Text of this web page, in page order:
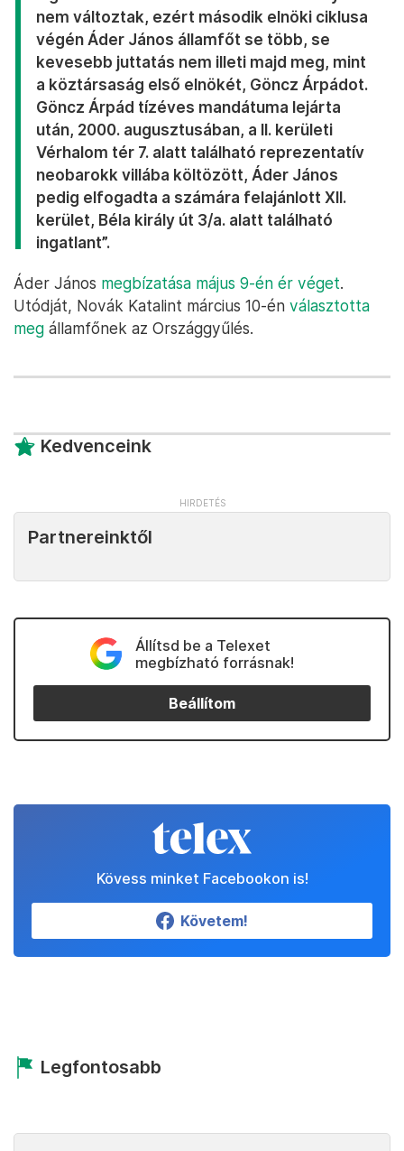
nem változtak, ezért második elnöki ciklusa
végén Áder János államfőt se több, se
kevesebb juttatás nem illeti majd meg, mint
a köztársaság első elnökét, Göncz Árpádot.
Göncz Árpád tízéves mandátuma lejárta
után, 2000. augusztusában, a II. kerületi
Vérhalom tér 7. alatt található reprezentatív
neobarokk villába költözött, Áder János
pedig elfogadta a számára felajánlott XII.
kerület, Béla király út 3/a. alatt található
ingatlant”.
Áder János megbízatása május 9-én ér véget.
Utódját, Novák Katalint március 10-én választotta
meg államfőnek az Országgyűlés.
Kedvenceink
Partnereinktől
Állítsd be a Telexet
megbízható forrásnak!
Beállítom
Kövess minket Facebookon is!
Követem!
Legfontosabb